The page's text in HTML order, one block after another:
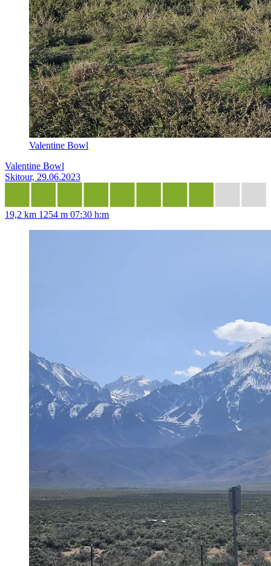
Valentine Bowl
Valentine Bowl
Skitour, 29.06.2023
19,2 km 1254 m 07:30 h:m